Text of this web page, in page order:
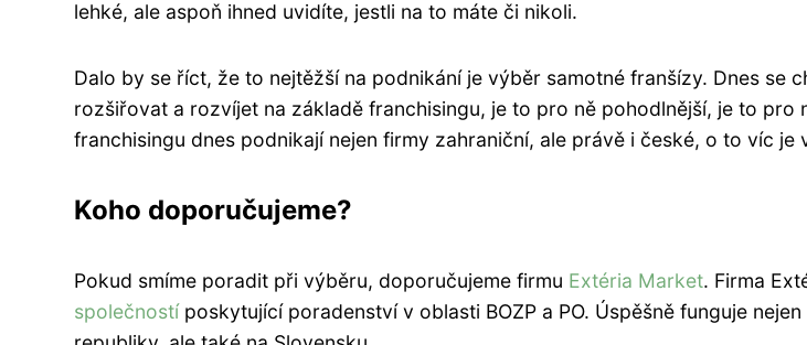
lehké, ale aspoň ihned uvidíte, jestli na to máte či nikoli.
Dalo by se říct, že to nejtěžší na podnikání je výběr samotné franšízy. Dnes se
rozšiřovat a rozvíjet na základě franchisingu, je to pro ně pohodlnější, je to pro
franchisingu dnes podnikají nejen firmy zahraniční, ale právě i české, o to víc je
Koho doporučujeme?
Pokud smíme poradit při výběru, doporučujeme firmu Extéria Market. Firma
společnostíposkytující poradenství v oblasti BOZP a PO. Úspěšně funguje nejen